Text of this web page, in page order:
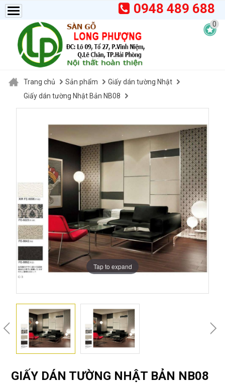
0948 489 688
0
Trang chủ Sản phẩm
Giấy dán tường Nhật
Giấy dán tường Nhật Bản NB08
Tap to expand
GIẤY DÁN TƯỜNG NHẬT BẢN NB08